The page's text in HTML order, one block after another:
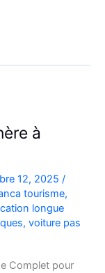
à
12, 2025 /
tourisme,
longue
, voiture pas
Complet pour